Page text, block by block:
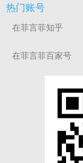
热门账号
在菲言菲知乎
在菲言菲百家号